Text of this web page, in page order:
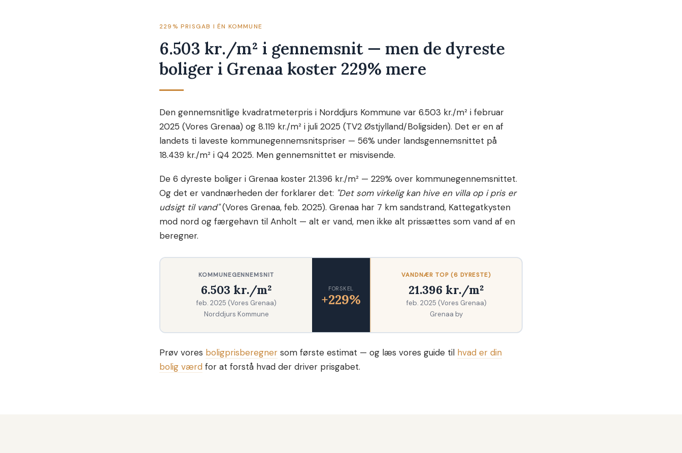
229% PRISGAB I ÉN KOMMUNE
6.503 kr./m² i gennemsnit — men de dyreste
boliger i Grenaa koster 229% mere
Den gennemsnitlige kvadratmeterpris i Norddjurs Kommune var 6.503 kr./m² i februar
2025 (Vores Grenaa) og 8.119 kr./m² i juli 2025 (TV2 Østjylland/Boligsiden). Det er en af
landets ti laveste kommunegennemsnitspriser — 56% under landsgennemsnittet på
18.439 kr./m² i Q4 2025. Men gennemsnittet er misvisende.
De 6 dyreste boliger i Grenaa koster 21.396 kr./m² — 229% over kommunegennemsnittet.
Og det er vandnærheden der forklarer det: "Det som virkelig kan hive en villa op i pris er
udsigt til vand"(Vores Grenaa, feb. 2025). Grenaa har 7 km sandstrand, Kattegatkysten
mod nord og færgehavn til Anholt — alt er vand, men ikke alt prissættes som vand af en
beregner.
KOMMUNEGENNEMSNIT
6.503 kr./m²
feb. 2025 (Vores Grenaa)
Norddjurs Kommune
FORSKEL
+229%
VANDNÆR TOP (6 DYRESTE)
21.396 kr./m²
feb. 2025 (Vores Grenaa)
Grenaa by
Prøv vores boligprisberegner som første estimat — og læs vores guide til hvad er din
bolig værd for at forstå hvad der driver prisgabet.